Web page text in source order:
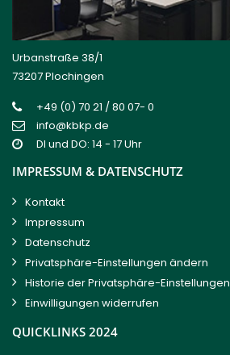
Urbanstraße 38/1
73207 Plochingen
+49 (0) 70 21 / 80 07- 0
info@kbkp.de
DI und DO: 14 - 17 Uhr
IMPRESSUM & DATENSCHUTZ
Kontakt
Impressum
Datenschutz
Privatsphäre-Einstellungen ändern
Historie der Privatsphäre-Einstellungen
Einwilligungen widerrufen
QUICKLINKS 2024